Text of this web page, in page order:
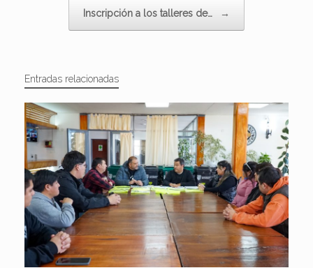
Inscripción a los talleres de… →
Entradas relacionadas